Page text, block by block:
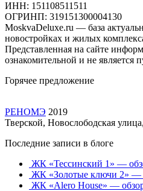
ИНН: 151108511511
ОГРИНП: 319151300004130
MoskvaDeluxe.ru — база
новостройках и жилых
Представленная на сайте
ознакомительной и не является
Горячее предложение
РЕНОМЭ 2019
Тверской, Новослободская
Последние записи в блоге
ЖК «Тессинский 1» —
ЖК «Золотые ключи 2» —
ЖК «Alero House» —